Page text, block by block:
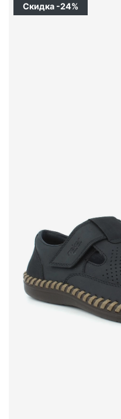
Скидка -24%